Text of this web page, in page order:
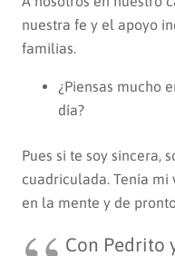
nuestra fe y el apoyo
familias.
¿Piensas mucho
día?
Pues si te soy sincera,
cuadriculada. Tenía
en la mente y de
Con Pedrito